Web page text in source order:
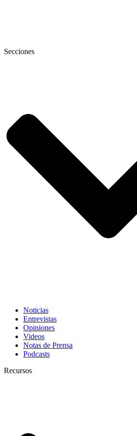
Secciones
Noticias
Entrevistas
Opiniones
Videos
Notas de Prensa
Podcasts
Recursos